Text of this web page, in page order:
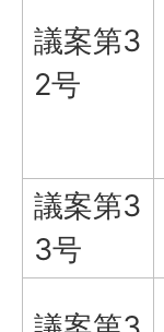
議案第3
2号
議案第3
3号